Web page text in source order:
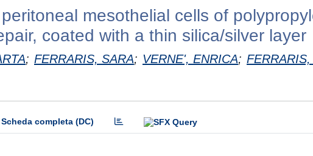
mesothelial cells of
coated with a thin silica/silver layer
; FERRARIS, SARA; VERNE', ENRICA;
Scheda completa (DC)